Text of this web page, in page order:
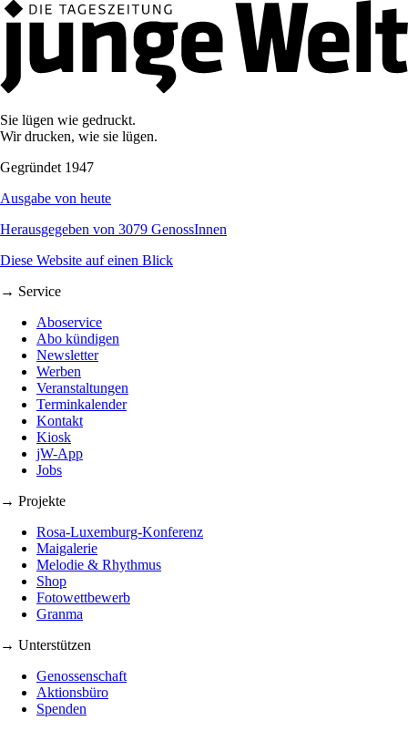
Sie lügen wie gedruckt.
Wir drucken, wie sie lügen.
Gegründet 1947
Ausgabe von heute
Herausgegeben von 3079 GenossInnen
Diese Website auf einen Blick
→ Service
Aboservice
Abo kündigen
Newsletter
Werben
Veranstaltungen
Terminkalender
Kontakt
Kiosk
jW-App
Jobs
→ Projekte
Rosa-Luxemburg-Konferenz
Maigalerie
Melodie & Rhythmus
Shop
Fotowettbewerb
Granma
→ Unterstützen
Genossenschaft
Aktionsbüro
Spenden